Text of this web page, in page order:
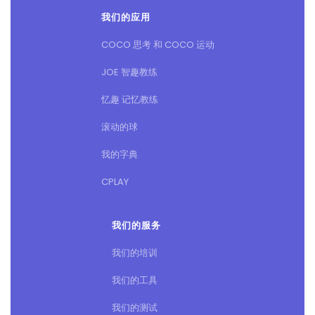
我们的应用
COCO 思考 和 COCO 运动
JOE 智趣教练
忆趣 记忆教练
滚动的球
我的字典
CPLAY
我们的服务
我们的培训
我们的工具
我们的测试